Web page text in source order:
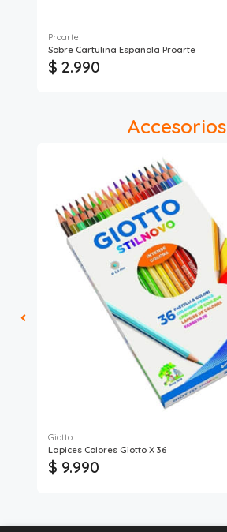
Proarte
Sobre Cartulina Española Proarte
$ 2.990
Accesorios
Giotto
Lapices Colores Giotto X 36
$ 9.990